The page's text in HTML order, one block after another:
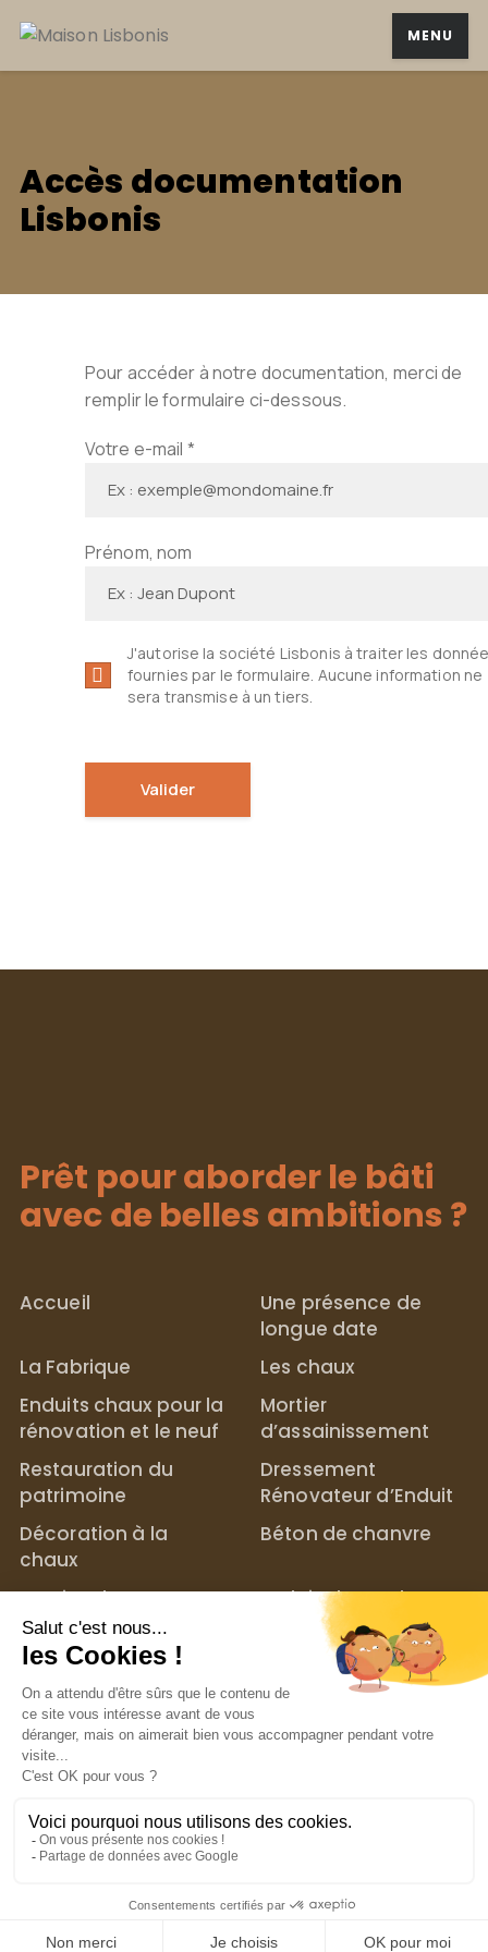
MENU
Accès documentation
Lisbonis
Pour accéder à notre documentation, merci de
remplir le formulaire ci-dessous.
Votre e-mail *
Prénom, nom
J'autorise la société Lisbonis à traiter les
fournies par le formulaire. Aucune information ne
sera transmise à un tiers.
Prêt pour aborder le bâti
avec de belles ambitions ?
Accueil
Une présence de
longue date
La Fabrique
Les chaux
Enduits chaux pour la
rénovation et le neuf
Mortier
d’assainissement
Restauration du
patrimoine
Dressement
Rénovateur d’Enduit
Décoration à la
chaux
Béton de chanvre
Mortier chaux
chanvre
Enduit chaux chanvre
MENTIONS LÉGALESPOLITIQUE DE CONFIDENTIALITÉ
Copyright © 2025 Lisbonis | Réalisé par
communication